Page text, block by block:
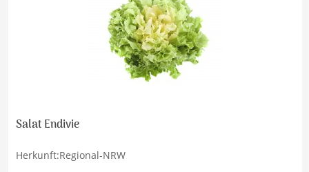
Salat Endivie
Herkunft:Regional-NRW